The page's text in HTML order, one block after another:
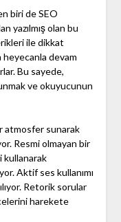
biri de SEO
yazılmış olan bu
ile dikkat
devam
Bu sayede,
ve okuyucunun
atmosfer sunarak
Resmi olmayan bir
kullanarak
Aktif ses kullanımı
Retorik sorular
harekete